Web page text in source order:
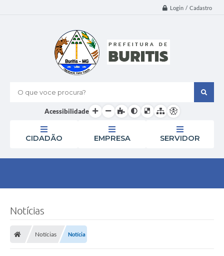
Login / Cadastro
O que voce procura?
Acessibilidade
CIDADÃO EMPRESA SERVIDOR
Notícias
Notícias Notícia